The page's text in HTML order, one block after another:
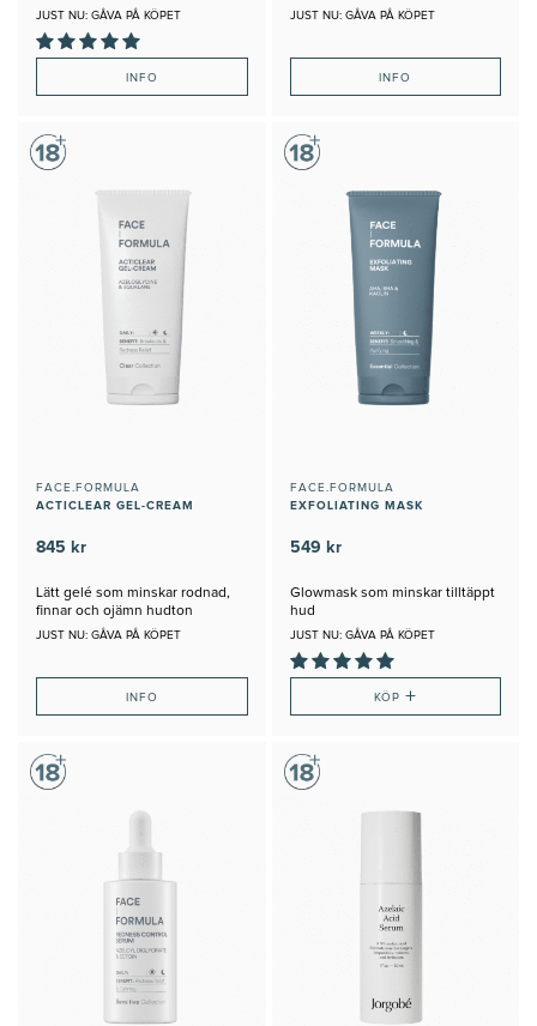
tilltäppta porer och förebygger
JUST NU: GÅVA PÅ KÖPET
INFO
tilltäpptheter
JUST NU: GÅVA PÅ KÖPET
INFO
FACE.FORMULA
ACTICLEAR GEL-CREAM
845 kr
Lätt gelé som minskar rodnad,
finnar och ojämn hudton
JUST NU: GÅVA PÅ KÖPET
INFO
FACE.FORMULA
EXFOLIATING MASK
549 kr
Glowmask som minskar tilltäppt
hud
JUST NU: GÅVA PÅ KÖPET
KÖP +